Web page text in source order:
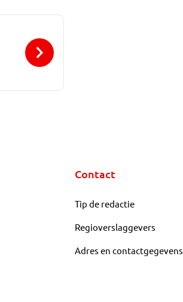
Contact
Tip de redactie
Regioverslaggevers
Adres en contactgegevens